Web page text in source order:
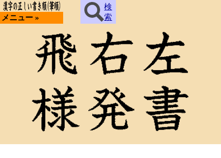
メニュー »
検
索